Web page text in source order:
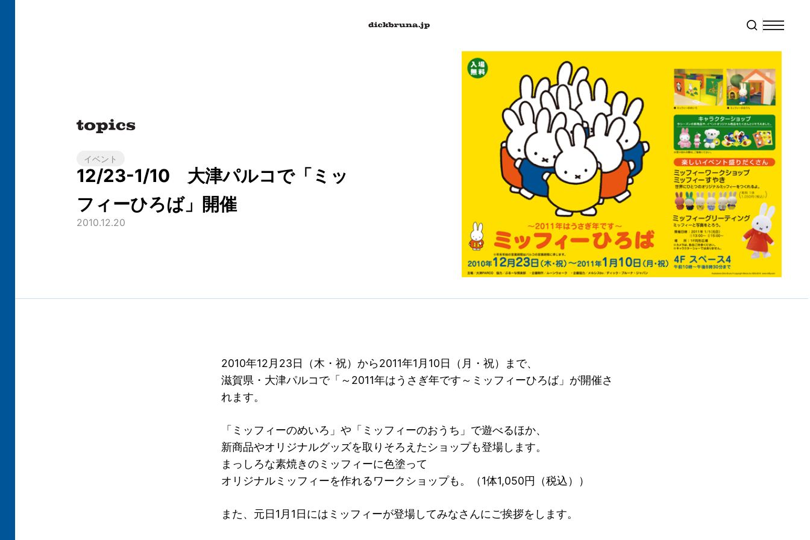
イベント
12/23-1/10 大津パルコで「ミッ
フィーひろば」開催
2010.12.20
2010年12月23日（木・祝）から2011年1月10日（月・祝）まで、
滋賀県・大津パルコで「～2011年はうさぎ年です～ミッフィーひろば」が開催さ
れます。
「ミッフィーのめいろ」や「ミッフィーのおうち」で遊べるほか、
新商品やオリジナルグッズを取りそろえたショップも登場します。
まっしろな素焼きのミッフィーに色塗って
オリジナルミッフィーを作れるワークショップも。（1体1,050円（税込））
また、元日1月1日にはミッフィーが登場してみなさんにご挨拶をします。